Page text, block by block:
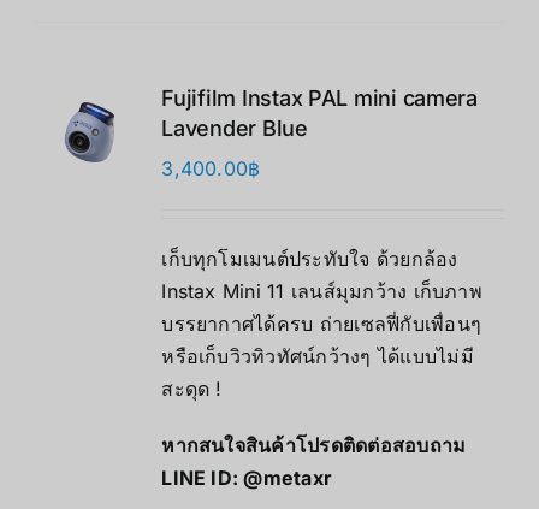
Fujifilm Instax PAL mini camera
Lavender Blue
3,400.00฿
เก็บทุกโมเมนต์ประทับใจ ด้วยกล้อง
Instax Mini 11 เลนส์มุมกว้าง เก็บภาพ
บรรยากาศได้ครบ ถ่ายเซลฟี่กับเพื่อนๆ
หรือเก็บวิวทิวทัศน์กว้างๆ ได้แบบไม่มี
สะดุด !
หากสนใจสินค้าโปรดติดต่อสอบถาม
LINE ID:@metaxr